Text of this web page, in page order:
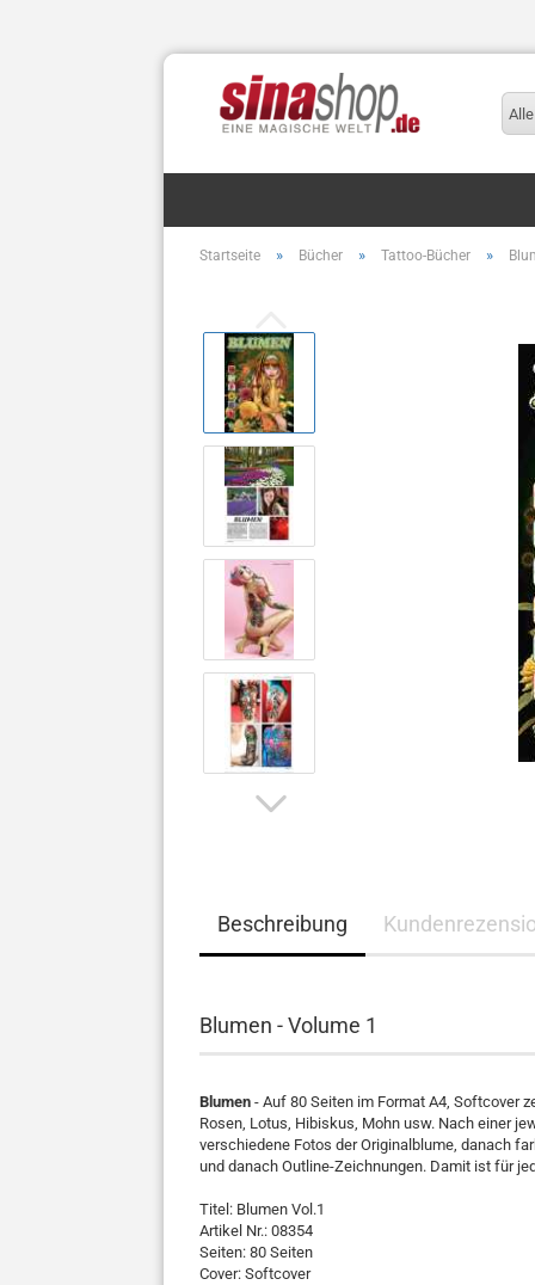
Alle
Startseite » Bücher » Tattoo-Bücher »
Beschreibung
Blumen - Volume 1
Blumen - Auf 80 Seiten im Format A4, Softcover
Rosen, Lotus, Hibiskus, Mohn usw. Nach einer
verschiedene Fotos der Originalblume, danach
und danach Outline-Zeichnungen. Damit ist für
Titel: Blumen Vol.1
Artikel Nr.: 08354
Seiten: 80 Seiten
Cover: Softcover